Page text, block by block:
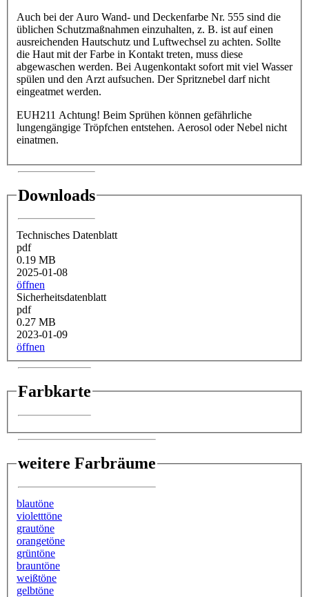
Auch bei der Auro Wand- und Deckenfarbe Nr. 555 sind die
üblichen Schutzmaßnahmen einzuhalten, z. B. ist auf einen
ausreichenden Hautschutz und Luftwechsel zu achten. Sollte
die Haut mit der Farbe in Kontakt treten, muss diese
abgewaschen werden. Bei Augenkontakt sofort mit viel Wasser
spülen und den Arzt aufsuchen. Der Spritznebel darf nicht
eingeatmet werden.
EUH211 Achtung! Beim Sprühen können gefährliche
lungengängige Tröpfchen entstehen. Aerosol oder Nebel nicht
einatmen.
Downloads
Technisches Datenblatt
pdf
0.19 MB
2025-01-08
öffnen
Sicherheitsdatenblatt
pdf
0.27 MB
2023-01-09
öffnen
Farbkarte
weitere Farbräume
blautöne
violetttöne
grautöne
orangetöne
grüntöne
brauntöne
weißtöne
gelbtöne